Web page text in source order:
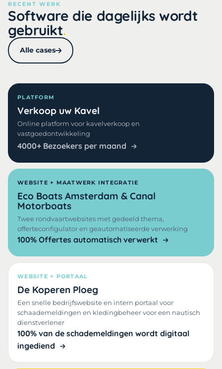
RECENT WERK
Software die dagelijks wordt
gebruikt
Alle cases
PLATFORM
Verkoop uw Kavel
Online platform voor kavelverkoop en
vastgoedontwikkeling
4000+ Bezoekers per maand
WEBSITE + MAATWERK INTEGRATIE
Eco Boats Amsterdam & Canal
Motorboats
Twee rondvaartwebsites met gedeeld thema,
offerteconfigulator en geautomatiseerde verwerking
100% Offertes automatisch verwerkt
WEBSITE + PORTAAL
De Koperen Ploeg
Een snelle bedrijfswebsite en intern portaal voor
schaademeldingen en kledingbeheer voor een nautisch
dienstverlener
100% van de schademeldingen wordt digitaal
ingediend